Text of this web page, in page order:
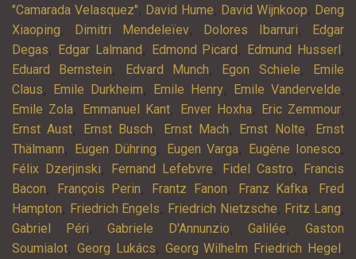
"Camarada Velasquez", David Hume, David Wijnkoop, Deng
Xiaoping, Dimitri Mendeleïev, Dolores Ibarruri, Edgar
Degas, Edgar Lalmand, Edmond Picard, Edmund Husserl,
Eduard Bernstein, Edvard Munch, Egon Schiele, Emile
Claus, Emile Durkheim, Emile Henry, Emile Vandervelde,
Emile Zola, Emmanuel Kant, Enver Hoxha, Eric Zemmour,
Ernst Aust, Ernst Busch, Ernst Mach, Ernst Nolte, Ernst
Thälmann, Eugen Dühring, Eugen Varga, Eugène Ionesco,
Félix Dzerjinski, Fernand Lefebvre, Fidel Castro, Francis
Bacon, François Perin, Frantz Fanon, Franz Kafka, Fred
Hampton, Friedrich Engels, Friedrich Nietzsche, Fritz Lang,
Gabriel Péri,Gabriele D'Annunzio,Galilée,Gaston
Soumialot, Georg Lukács, Georg Wilhelm Friedrich Hegel,